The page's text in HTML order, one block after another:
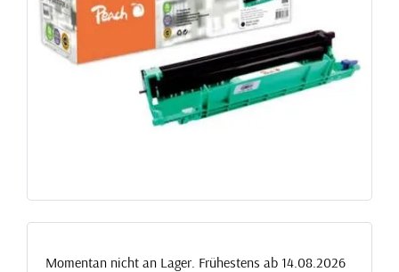
Momentan nicht an Lager. Frühestens ab 14.08.2026